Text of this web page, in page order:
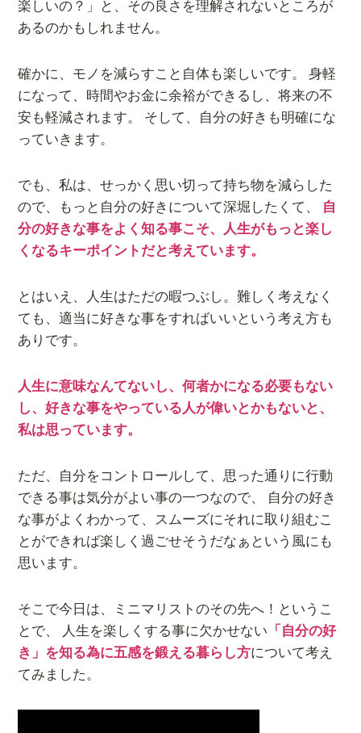
楽しいの？」と、その良さを理解されないところが
あるのかもしれません。
確かに、モノを減らすこと自体も楽しいです。 身軽
になって、時間やお金に余裕ができるし、将来の不
安も軽減されます。 そして、自分の好きも明確にな
っていきます。
でも、私は、せっかく思い切って持ち物を減らした
ので、もっと自分の好きについて深堀したくて、 自
分の好きな事をよく知る事こそ、人生がもっと楽し
くなるキーポイントだと考えています。
とはいえ、人生はただの暇つぶし。難しく考えなく
ても、適当に好きな事をすればいいという考え方も
ありです。
人生に意味なんてないし、何者かになる必要もない
し、好きな事をやっている人が偉いとかもないと、
私は思っています。
ただ、自分をコントロールして、思った通りに行動
できる事は気分がよい事の一つなので、 自分の好き
な事がよくわかって、スムーズにそれに取り組むこ
とができれば楽しく過ごせそうだなぁという風にも
思います。
そこで今日は、ミニマリストのその先へ！というこ
とで、 人生を楽しくする事に欠かせない 「自分の好
き」を知る為に五感を鍛える暮らし方について考え
てみました。